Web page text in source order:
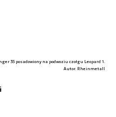
35 posadowiony na podwoziu czołgu Leopard 1.
Autor. Rheinmetall